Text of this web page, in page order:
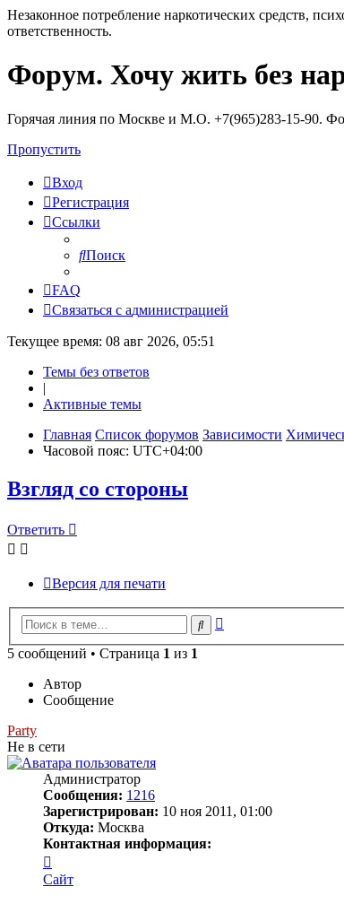
Незаконное потребление наркотических средств,
ответственность.
Регистрация
Форум. Хочу жить без
Горячая линия по Москве и М.О. +7(965)283-15-90.
Пропустить
Вход
Регистрация
Ссылки
Поиск
FAQ
Связаться с администрацией
Текущее время: 08 авг 2026, 05:51
Темы без ответов
|
Активные темы
Главная Список форумов Зависимости
Часовой пояс: UTC+04:00
Взгляд со стороны
Ответить
Ответить
Версия для печати
Поиск
5 сообщений • Страница 1 из 1
Автор
Сообщение
Party
Не в сети
Администратор
Сообщения: 1216
Зарегистрирован: 10 ноя 2011, 01:00
Откуда: Москва
Контактная информация:
информация
пользователя
Сайт